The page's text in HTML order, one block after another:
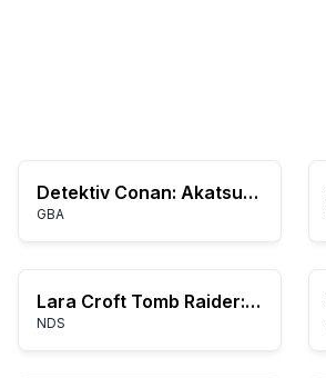
Detektiv Conan: Akatsuki no Monument
GBA
Lara Croft Tomb Raider: Legend
NDS